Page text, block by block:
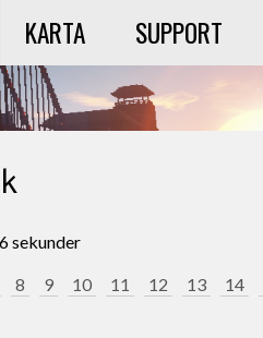
KARTA SUPPORT
sekunder
8 9 10 11 12 13 14